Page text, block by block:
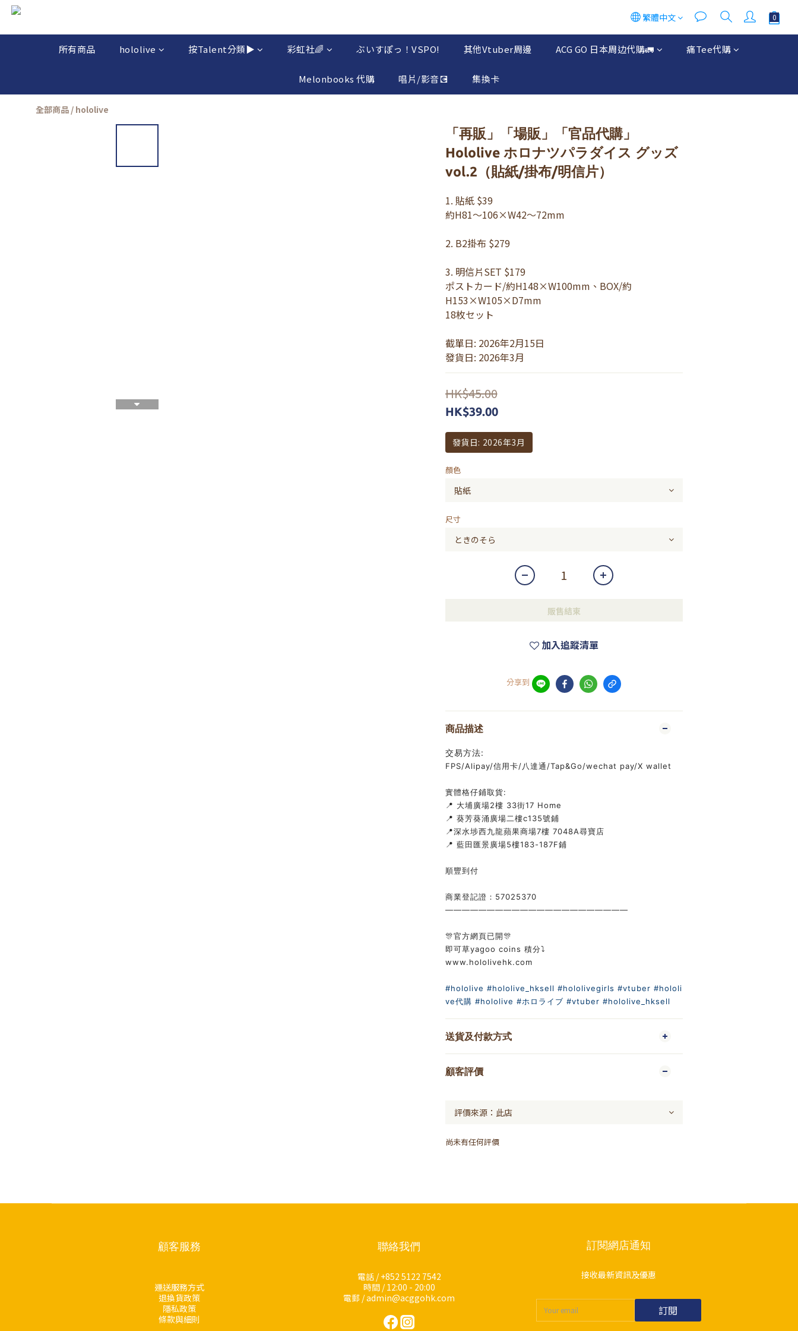
繁體中文
所有商品 hololive 按Talent分類▶️ 彩虹社🌈 ぶいすぽっ！VSPO! 其他Vtuber周邊 ACG GO 日本周边代購🚛 痛Tee代購
Melonbooks 代購 唱片/影音💽 集換卡
全部商品 / hololive
「再販」「場販」「官品代購」
Hololive ホロナツパラダイス グッズ
vol.2（貼紙/掛布/明信片）
1. 貼紙 $39
約H81～106×W42～72mm
2. B2掛布 $279
3. 明信片SET $179
ポストカード/約H148×W100mm、BOX/約
H153×W105×D7mm
18枚セット
截單日: 2026年2月15日
發貨日: 2026年3月
HK$45.00
HK$39.00
發貨日: 2026年3月
顏色
尺寸
販售結束
加入追蹤清單
分享到
商品描述
交易方法:
FPS/Alipay/信用卡/八達通/Tap&Go/wechat pay/X wallet
實體格仔鋪取貨:
📍 大埔廣場2樓 33街17 Home
📍 葵芳葵涌廣場二樓c135號鋪
📍深水埗西九龍蘋果商場7樓 7048A尋寶店
📍 藍田匯景廣場5樓183-187F鋪
順豐到付
商業登記證：57025370
——————————————————————
🎊官方網頁已開🎊
即可草yagoo coins 積分⤵️
www.hololivehk.com
#hololive #hololive_hksell #hololivegirls #vtuber #hololi
ve代購 #hololive #ホロライブ #vtuber #hololive_hksell
送貨及付款方式
顧客評價
尚未有任何評價
顧客服務
運送服務方式
退換貨政策
隱私政策
條款與細則
聯絡我們
電話 / +852 5122 7542
時間 / 12:00 - 20:00
電郵 / admin@acggohk.com
訂閱網店通知
接收最新資訊及優惠
訂閱